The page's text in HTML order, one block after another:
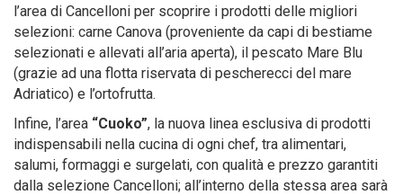
l’area di Cancelloni per scoprire i prodotti delle migliori
selezioni: carne Canova (proveniente da capi di bestiame
selezionati e allevati all’aria aperta), il pescato Mare Blu
(grazie ad una flotta riservata di pescherecci del mare
Adriatico) e l’ortofrutta.
Infine, l’area “Cuoko”, la nuova linea esclusiva di prodotti
indispensabili nella cucina di ogni chef, tra alimentari,
salumi, formaggi e surgelati, con qualità e prezzo garantiti
dalla selezione Cancelloni; all’interno della stessa area sarà